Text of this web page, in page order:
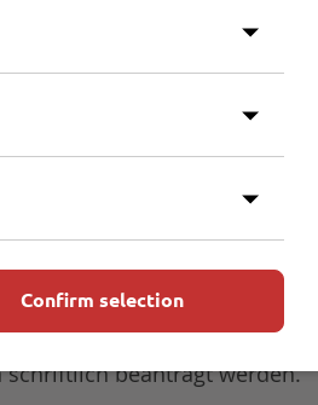
monatlich 0,02 € je Liter
bei der
hierzu können Sie
Befreiung wird ein
bei 14-
der
Liter) sind am Tage
sind am Tage der
schriftlich beantragt werden.
Confirm selection